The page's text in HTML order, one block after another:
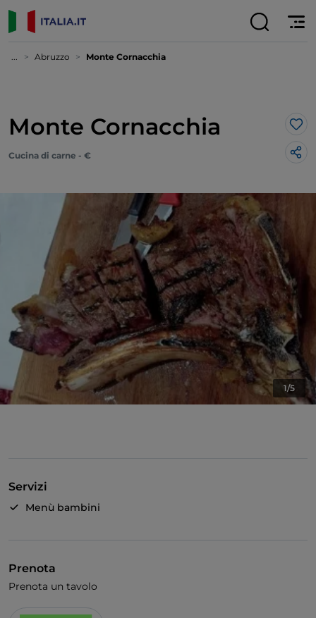
... Abruzzo Monte Cornacchia
Monte Cornacchia
Cucina di carne - €
1/5
Servizi
Menù bambini
Prenota
Prenota un tavolo